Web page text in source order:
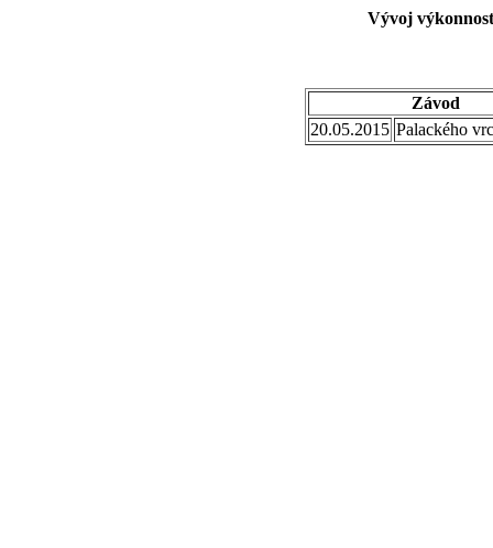
Vývoj
Závod
20.05.2015 Palackého